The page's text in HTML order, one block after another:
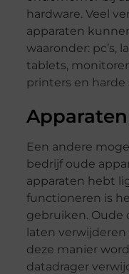
hardware. Veel
apparaten
waaronder: pc’s,
tablets,
printers en harde
Een andere
bedrijf oude
apparaten hebt
functioneren is
gebruiken. Oude
laten
deze manier
datadrager